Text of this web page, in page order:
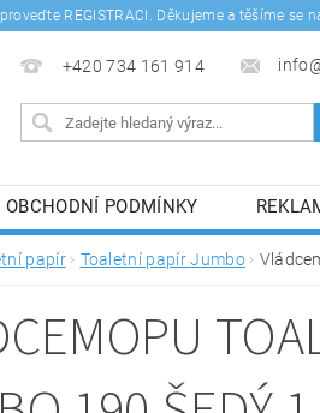
REGISTRACI. Děkujeme a těšíme se
+420 734 161 914
OBCHODNÍ PODMÍNKY
SE ZPRACOVÁNÍM OSOBNÍCH
papír Toaletní papír Jumbo